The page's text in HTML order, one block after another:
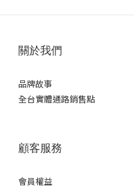
關於我們
品牌故事
全台實體通路銷售點
顧客服務
會員權益